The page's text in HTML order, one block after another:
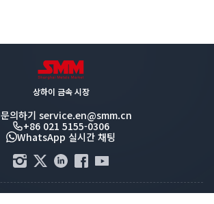
상하이 금속 시장
문의하기 service.en@smm.cn
+86 021 5155-0306
WhatsApp 실시간 채팅